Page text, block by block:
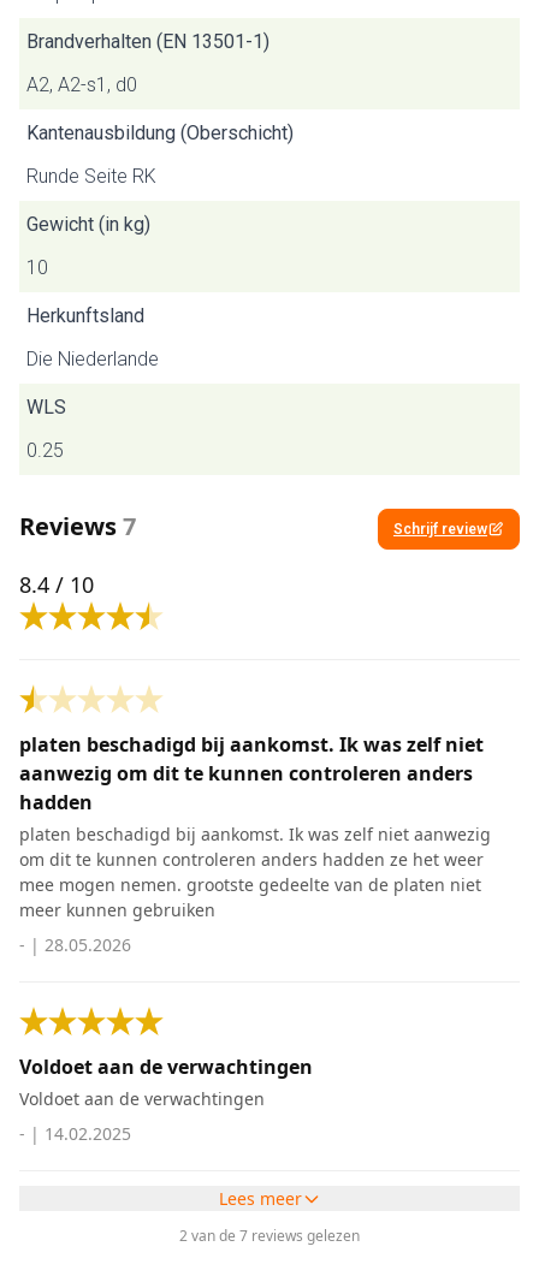
Brandverhalten (EN 13501-1)
A2, A2-s1, d0
Kantenausbildung (Oberschicht)
Runde Seite RK
Gewicht (in kg)
10
Herkunftsland
Die Niederlande
WLS
0.25
Reviews7 Schrijf review
8.4 / 10
platen beschadigd bij aankomst. Ik was zelf niet
aanwezig om dit te kunnen controleren anders
hadden
platen beschadigd bij aankomst. Ik was zelf niet aanwezig
om dit te kunnen controleren anders hadden ze het weer
mee mogen nemen. grootste gedeelte van de platen niet
meer kunnen gebruiken
- | 28.05.2026
Voldoet aan de verwachtingen
Voldoet aan de verwachtingen
- | 14.02.2025
Lees meer
2 van de 7 reviews gelezen